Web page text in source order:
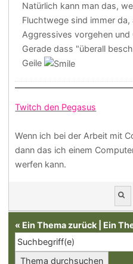
Natürlich kann man das,
Fluchtwege sind immer
Aggressives vorgehen
Gerade dass "überall
Geile
Twitch den Pegasus
Wenn ich bei der Arbeit mit
dann das ich einem
werfen kann.
« Ein Thema zurück Ein